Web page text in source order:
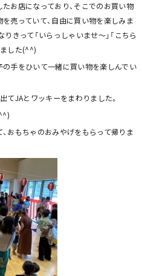
お店になっており、そこでのお買い物
売っていて、自由に買い物を楽しみま
きって「いらっしゃいませ～」「こちら
した(^^)
手をひいて一緒に買い物を楽しんでい
てJAとワッキーをまわりました。
おもちゃのおみやげをもらって帰りま